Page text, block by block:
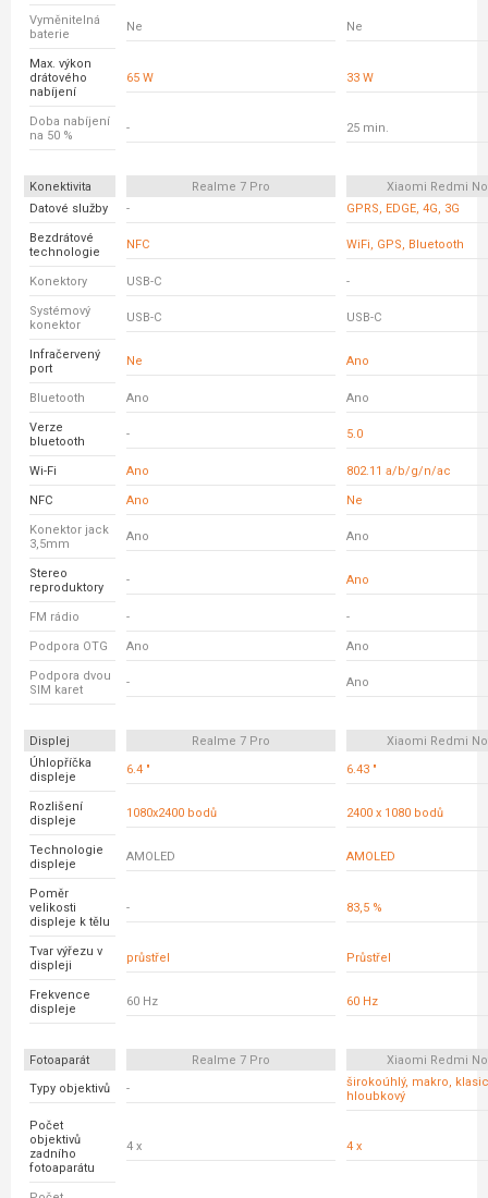
Vyměnitelná
baterie
Ne Ne
Max. výkon
drátového
nabíjení
65 W 33 W
Doba nabíjení
na 50 %
- 25 min.
Konektivita Realme 7 Pro
Xiaomi Redmi
Datové služby
- GPRS, EDGE, 4G, 3G
Bezdrátové
technologie
NFC WiFi, GPS, Bluetooth
Konektory USB-C -
Systémový
konektor
USB-C USB-C
Infračervený
port
Ne Ano
Bluetooth Ano Ano
Verze
bluetooth
- 5.0
Wi-Fi Ano 802.11 a/b/g/n/ac
NFC Ano Ne
Konektor jack
3,5mm
Ano Ano
Stereo
reproduktory
- Ano
FM rádio - -
Podpora OTG Ano Ano
Podpora dvou
SIM karet
- Ano
Displej Realme 7 Pro
Xiaomi Redmi
Úhlopříčka
displeje
6.4 " 6.43 "
Rozlišení
displeje
1080x2400 bodů 2400 x 1080 bodů
Technologie
displeje
AMOLED AMOLED
Poměr
velikosti
displeje k tělu
- 83,5 %
Tvar výřezu v
displeji
průstřel Průstřel
Frekvence
displeje
60 Hz 60 Hz
Fotoaparát Realme 7 Pro
Xiaomi Redmi
Typy objektivů
-
širokoúhlý, makro,
hloubkový
Počet
objektivů
zadního
fotoaparátu
4 x 4 x